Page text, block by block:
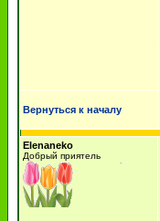
Вернуться к началу
Elenaneko
Добрый приятель